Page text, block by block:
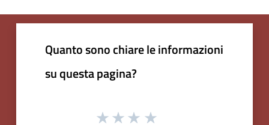
Quanto sono chiare le informazioni
su questa pagina?